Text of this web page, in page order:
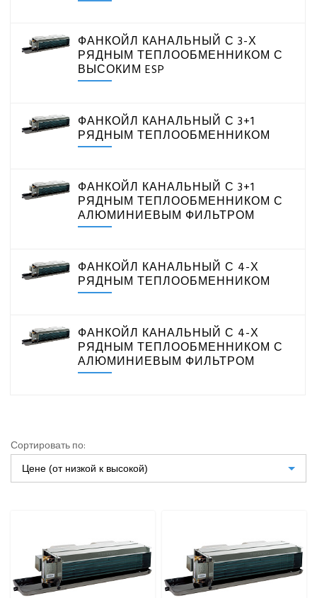
Фанкойл канальный с 4-х рядным
теплообменником
Фанкойл канальный с 4-х рядным
теплообменником с алюминиевым фильтром
Напольно-потолочные фанкойлы
Напольные фанкойлы
Чиллеры водяного охлаждения
Чиллеры воздушного охлаждения
ПРЕЦИЗИОННЫЕ КОНДИЦИОНЕРЫ
ПРИТОЧНЫЕ ОЧИСТИТЕЛИ ВОЗДУХА, БРИЗЕРЫ
ФАНКОЙЛ КАНАЛЬНЫЙ С 3-Х
РЯДНЫМ ТЕПЛООБМЕННИКОМ С
ВЫСОКИМ ESP
ФАНКОЙЛ КАНАЛЬНЫЙ С 3+1
РЯДНЫМ ТЕПЛООБМЕННИКОМ
ФАНКОЙЛ КАНАЛЬНЫЙ С 3+1
РЯДНЫМ ТЕПЛООБМЕННИКОМ С
АЛЮМИНИЕВЫМ ФИЛЬТРОМ
ФАНКОЙЛ КАНАЛЬНЫЙ С 4-Х
РЯДНЫМ ТЕПЛООБМЕННИКОМ
ФАНКОЙЛ КАНАЛЬНЫЙ С 4-Х
РЯДНЫМ ТЕПЛООБМЕННИКОМ С
АЛЮМИНИЕВЫМ ФИЛЬТРОМ
Сортировать по:
Цене (от низкой к высокой)